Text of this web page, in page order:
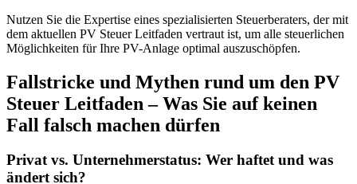
Nutzen Sie die Expertise eines spezialisierten Steuerberaters, der mit
dem aktuellen PV Steuer Leitfaden vertraut ist, um alle steuerlichen
Möglichkeiten für Ihre PV-Anlage optimal auszuschöpfen.
Fallstricke und Mythen rund um den PV
Steuer Leitfaden – Was Sie auf keinen
Fall falsch machen dürfen
Privat vs. Unternehmerstatus: Wer haftet und was
ändert sich?